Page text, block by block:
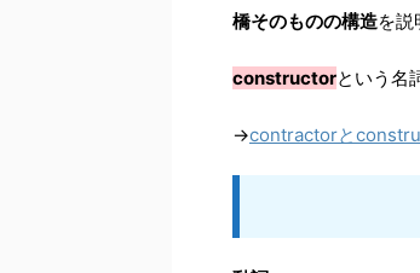
橋そのものの構造を説
constructorという名
→contractorと